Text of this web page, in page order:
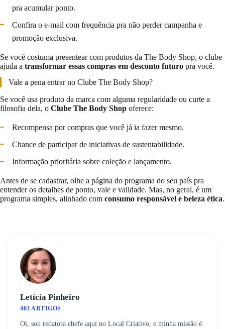
pra acumular ponto.
Confira o e-mail com frequência pra não perder campanha e
promoção exclusiva.
Se você costuma presentear com produtos da The Body Shop, o clube
ajuda a transformar essas compras em desconto futuro pra você.
Vale a pena entrar no Clube The Body Shop?
Se você usa produto da marca com alguma regularidade ou curte a
filosofia dela, o Clube The Body Shop oferece:
Recompensa por compras que você já ia fazer mesmo.
Chance de participar de iniciativas de sustentabilidade.
Informação prioritária sobre coleção e lançamento.
Antes de se cadastrar, olhe a página do programa do seu país pra
entender os detalhes de ponto, vale e validade. Mas, no geral, é um
programa simples, alinhado com consumo responsável e beleza ética.
Letícia Pinheiro
463 ARTIGOS
Oi, sou redatora chefe aqui no Local Criativo, e minha missão é